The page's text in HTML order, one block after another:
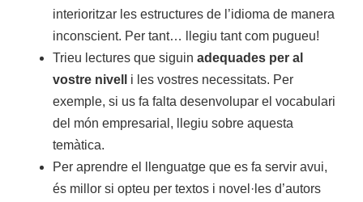
interioritzar les estructures de l’idioma de manera
inconscient. Per tant… llegiu tant com pugueu!
Trieu lectures que siguin adequades per al
vostre nivell
i les vostres necessitats. Per
exemple, si us fa falta desenvolupar el vocabulari
del món empresarial, llegiu sobre aquesta
temàtica.
Per aprendre el llenguatge que es fa servir avui,
és millor si opteu per textos i novel·les d’autors